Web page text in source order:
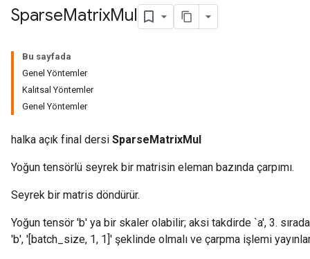
SparseMatrixMul
Bu sayfada
Genel Yöntemler
Kalıtsal Yöntemler
Genel Yöntemler
halka açık final dersi SparseMatrixMul
Yoğun tensörlü seyrek bir matrisin eleman bazında çarpımı.
Seyrek bir matris döndürür.
Yoğun tensör 'b' ya bir skaler olabilir; aksi takdirde `a', 3.
'b', '[batch_size, 1, 1]' şeklinde olmalı ve çarpma işlemi